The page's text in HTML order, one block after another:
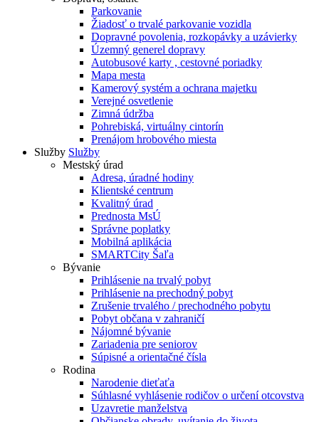
Parkovanie
Žiadosť o trvalé parkovanie vozidla
Dopravné povolenia, rozkopávky a uzávierky
Územný generel dopravy
Autobusové karty , cestovné poriadky
Mapa mesta
Kamerový systém a ochrana majetku
Verejné osvetlenie
Zimná údržba
Pohrebiská, virtuálny cintorín
Prenájom hrobového miesta
Služby Služby
Mestský úrad
Adresa, úradné hodiny
Klientské centrum
Kvalitný úrad
Prednosta MsÚ
Správne poplatky
Mobilná aplikácia
SMARTCity Šaľa
Bývanie
Prihlásenie na trvalý pobyt
Prihlásenie na prechodný pobyt
Zrušenie trvalého / prechodného pobytu
Pobyt občana v zahraničí
Nájomné bývanie
Zariadenia pre seniorov
Súpisné a orientačné čísla
Rodina
Narodenie dieťaťa
Súhlasné vyhlásenie rodičov o určení otcovstva
Uzavretie manželstva